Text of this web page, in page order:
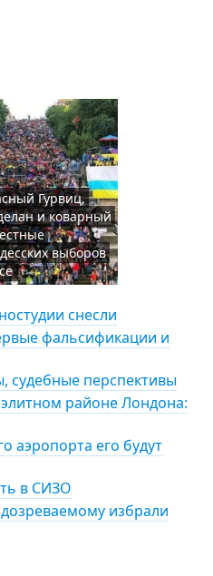
Гурвиц,
и коварный
выборов
снесли
фальсификации и
судебные перспективы
элитном районе Лондона:
аэропорта его будут
в СИЗО
избрали